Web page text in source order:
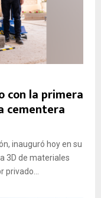
con la primera
cementera
inauguró hoy en su
3D de materiales
privado...